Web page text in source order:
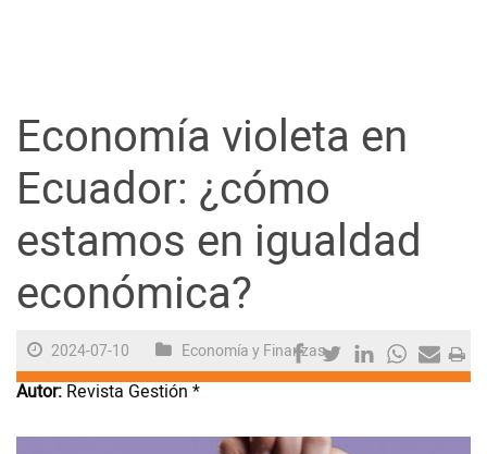
Sociedad
Trending
Ciencia y Tecnología
Firmas
Internacional
Juegos
Economía violeta en
Ecuador: ¿cómo
estamos en igualdad
económica?
2024-07-10 Economía y Finanzas
Autor: Revista Gestión *